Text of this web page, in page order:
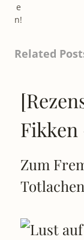
e
n!
Related
Fikken
Zum